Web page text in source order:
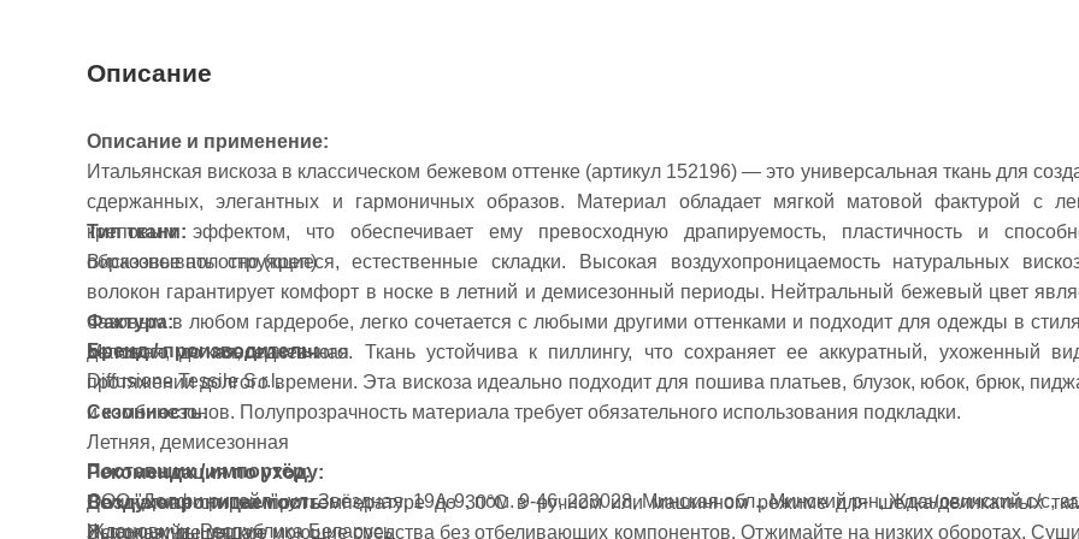
Описание
Описание и применение:
Итальянская вискоза в классическом бежевом оттенке (артикул 152196) — это универсальная ткань для
сдержанных, элегантных и гармоничных образов. Материал обладает мягкой матовой фактурой с
креповым эффектом, что обеспечивает ему превосходную драпируемость, пластичность и
образовывать струящиеся, естественные складки. Высокая воздухопроницаемость натуральных
волокон гарантирует комфорт в носке в летний и демисезонный периоды. Нейтральный бежевый цвет
базовым в любом гардеробе, легко сочетается с любыми другими оттенками и подходит для одежды в
делового до повседневного. Ткань устойчива к пиллингу, что сохраняет ее аккуратный, ухоженный
протяжении долгого времени. Эта вискоза идеально подходит для пошива платьев, блузок, юбок, брюк,
и комбинезонов. Полупрозрачность материала требует обязательного использования подкладки.
Рекомендация по уходу:
Деликатная стирка при температуре до 30°C в ручном или машинном режиме для шелка/деликатных
Используйте мягкие моющие средства без отбеливающих компонентов. Отжимайте на низких оборотах.
Тип ткани:
Вискозное полотно (креп)
Фактура:
Матовая, мягкая, пластичная
Сезонность:
Летняя, демисезонная
Воздухопроницаемость:
Высокая, дышащая
Бренд / производитель:
Diffusione Tessile S.r.l.
Поставщик / импортёр:
ООО "Долфи ритейл", ул. Звёздная, 19А-9, пом. 9-46, 223028, Минская обл., Минский р-н, Ждановичский с/с, аг.
Ждановичи, Республика Беларусь